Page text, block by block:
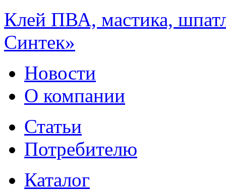
Клей ПВА, мастика,
Синтек»
Новости
О компании
Статьи
Потребителю
Каталог